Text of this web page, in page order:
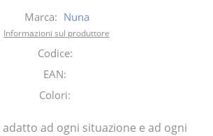
Marca: Nuna
Informazioni sul produttore
Codice:
EAN:
Colori:
ad ogni situazione e ad ogni